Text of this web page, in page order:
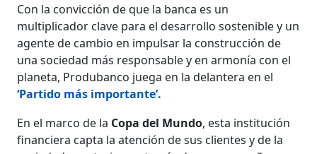
Con la convicción de que la banca es un
multiplicador clave para el desarrollo sostenible y un
agente de cambio en impulsar la construcción de
una sociedad más responsable y en armonía con el
planeta, Produbanco juega en la delantera en el
‘Partido más importante’.
En el marco de la Copa del Mundo, esta institución
financiera capta la atención de sus clientes y de la